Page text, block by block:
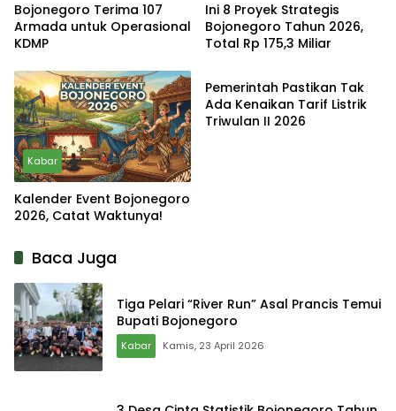
Bojonegoro Terima 107
Armada untuk Operasional
KDMP
Ini 8 Proyek Strategis
Bojonegoro Tahun 2026,
Total Rp 175,3 Miliar
Kabar
Kalender Event Bojonegoro
2026, Catat Waktunya!
Kabar
Pemerintah Pastikan Tak
Ada Kenaikan Tarif Listrik
Triwulan II 2026
Baca Juga
Tiga Pelari “River Run” Asal Prancis Temui
Bupati Bojonegoro
Kabar Kamis, 23 April 2026